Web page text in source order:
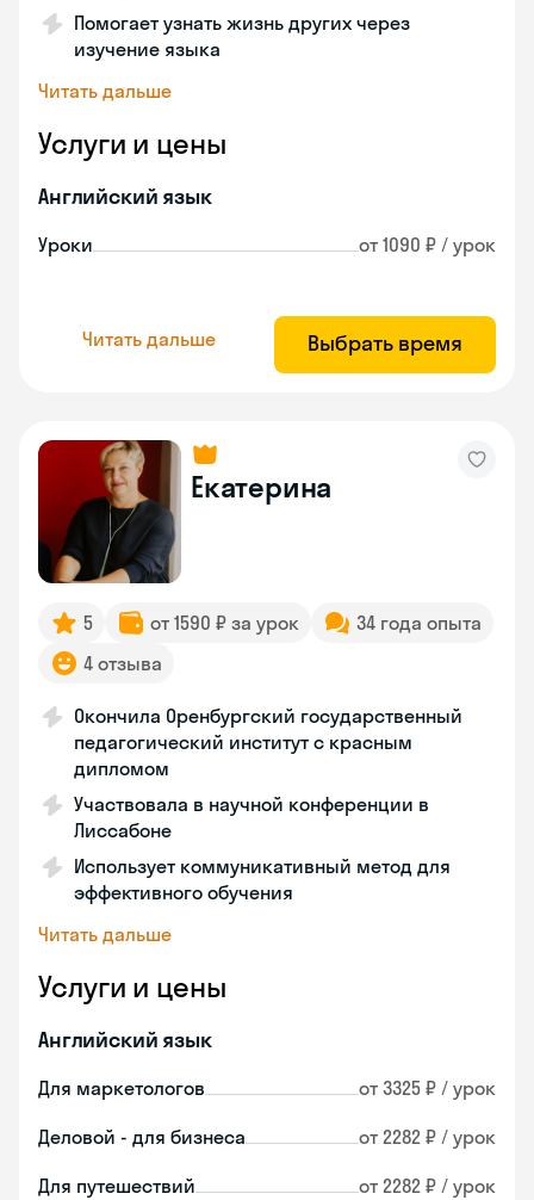
Помогает узнать жизнь других через
изучение языка
Читать дальше
Услуги и цены
Английский язык
Уроки от 1090 ₽ / урок
Читать дальше Выбрать время
Екатерина
5 от 1590 ₽ за урок
34 года опыта
4 отзыва
Окончила Оренбургский государственный
педагогический институт с красным
дипломом
Участвовала в научной конференции в
Лиссабоне
Использует коммуникативный метод для
эффективного обучения
Читать дальше
Услуги и цены
Английский язык
Для маркетологов от 3325 ₽ / урок
Деловой - для бизнеса от 2282 ₽ / урок
Для путешествий от 2282 ₽ / урок